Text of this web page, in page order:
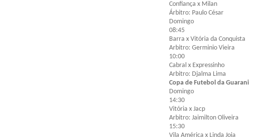
Confiança x Milan
Árbitro: Paulo César
Domingo
08:45
Barra x Vitória da Conquista
Arbitro: Germinio Vieira
10:00
Cabral x Expressinho
Arbitro: Djalma Lima
Copa de Futebol da Guarani
Domingo
14:30
Vitória x Jacp
Arbitro: Jaimilton Oliveira
15:30
Vila América x Linda Joia